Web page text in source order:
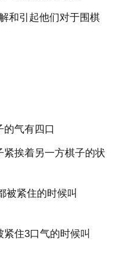
和引起他们对于围棋
的气有四口
挨着另一方棋子的状
被紧住的时候叫
住3口气的时候叫